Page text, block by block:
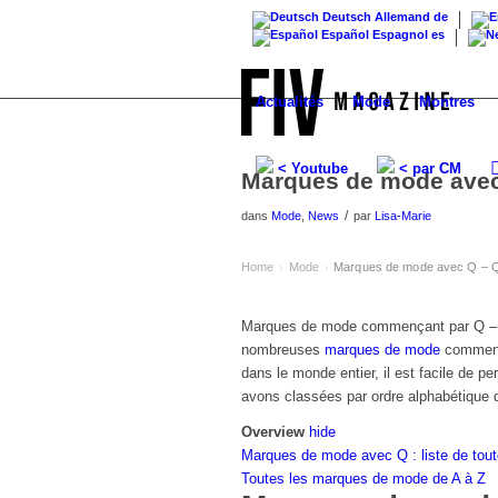
Deutsch Allemand de
Español Espagnol es
Actualités Mode Montres
< Youtube < par CM
Marques de mode
dans Mode News / par Lisa-Marie
Home › Mode › Marques de mode avec Q –
Marques de mode commençant par Q
nombreuses marques de mode
dans le monde entier, il est facile de
avons classées par ordre alphabétique
Overview hide
Marques de mode avec Q : liste de
Toutes les marques de mode de A à Z